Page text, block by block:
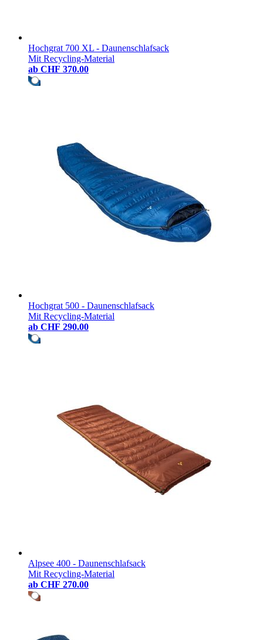
Hochgrat 700 XL - Daunenschlafsack
Mit Recycling-Material
ab CHF 370.00
Hochgrat 500 - Daunenschlafsack
Mit Recycling-Material
ab CHF 290.00
Alpsee 400 - Daunenschlafsack
Mit Recycling-Material
ab CHF 270.00